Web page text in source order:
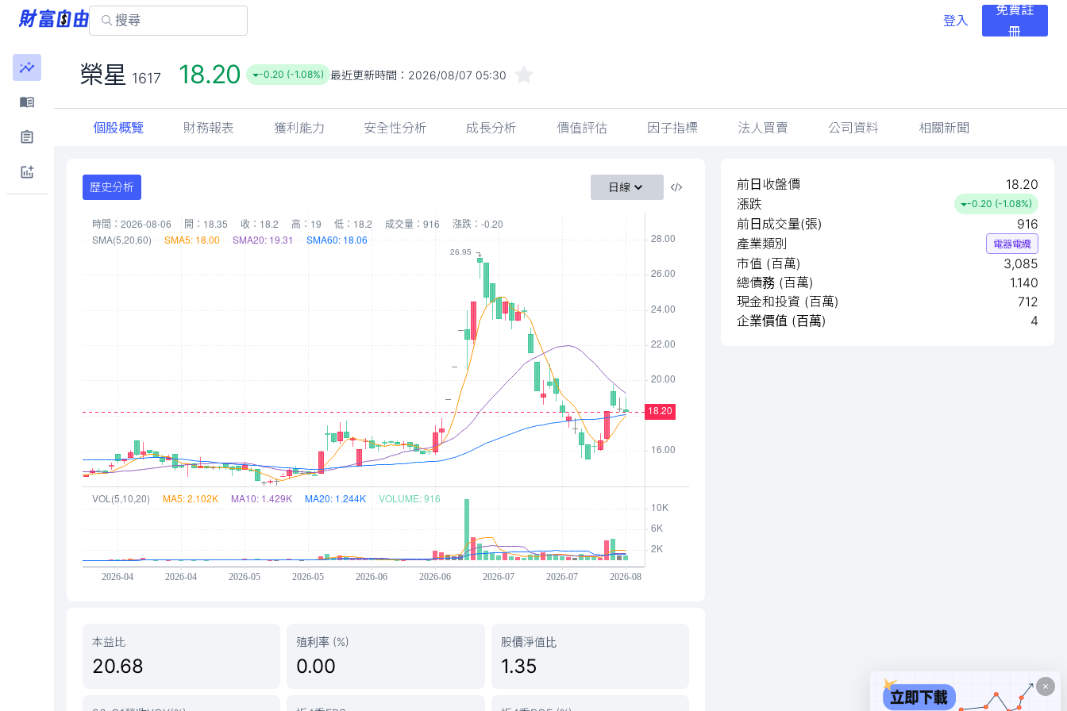
登入
免費註
冊
榮星 1617 18.20 -0.20 (-1.08%) 最近更新時間： 2026/08/07 05:30
個股概覽 財務報表 獲利能力 安全性分析 成長分析 價值評估 因子指標 法人買賣 公司資料 相關新聞
歷史分析 日線
本益比
20.68
殖利率 (%)
0.00
股價淨值比
1.35
前日收盤價
18.20
漲跌
-0.20 (-1.08%)
前日成交量(張)
916
產業類別
電器電纜
市值 (百萬)
3,085
總債務 (百萬)
1.140
現金和投資 (百萬)
712
企業價值 (百萬)
4